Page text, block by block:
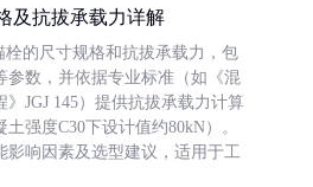
及抗拔承载力详解
的尺寸规格和抗拔承载力，包
参数，并依据专业标准（如《混
JGJ 145）提供抗拔承载力计算
强度C30下设计值约80kN）。
影响因素及选型建议，适用于工